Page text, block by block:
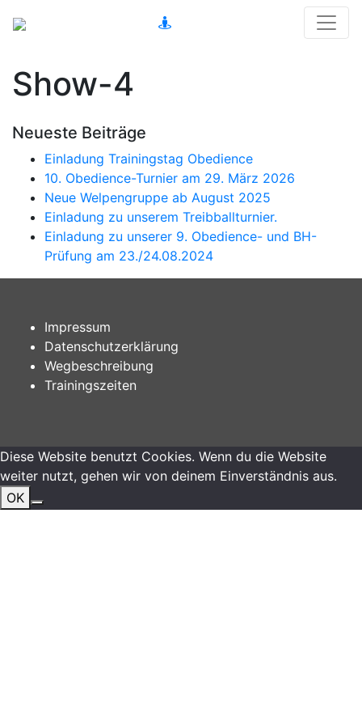
Show-4
Neueste Beiträge
Einladung Trainingstag Obedience
10. Obedience-Turnier am 29. März 2026
Neue Welpengruppe ab August 2025
Einladung zu unserem Treibballturnier.
Einladung zu unserer 9. Obedience- und BH-
Prüfung am 23./24.08.2024
Impressum
Datenschutzerklärung
Wegbeschreibung
Trainingszeiten
Diese Website benutzt Cookies. Wenn du die Website
weiter nutzt, gehen wir von deinem Einverständnis aus.
OK